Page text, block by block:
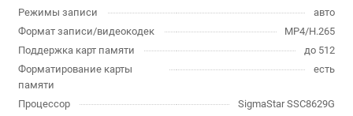
Режимы записи
авто
Формат записи/видеокодек
MP4/H.265
Поддержка карт памяти
до 512
Форматирование карты
памяти
есть
Процессор
SigmaStar SSC8629G